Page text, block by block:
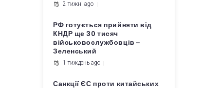
2 тижні ago
РФ готується прийняти від
КНДР ще 30 тисяч
військовослужбовців –
Зеленський
1 тиждень ago
Санкції ЄС проти китайських